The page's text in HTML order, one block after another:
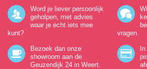
Word je liever persoonlijk
geholpen, met advies
waar je echt iets mee
kunt?
vragen.
Bezoek dan onze
showroom aan de
Geuzendijk 24 in Weert.